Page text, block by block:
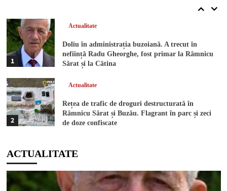
1
Actualitate
Doliu în administrația buzoiană. A trecut în
neființă Radu Gheorghe, fost primar la Râmnicu
Sărat și la Cătina
2
Actualitate
Rețea de trafic de droguri destructurată în
Râmnicu Sărat și Buzău. Flagrant în parc și zeci
de doze confiscate
3
autoutilitară a lovit două mașini, iar o șoferiță s-
a răsturnat pe câmp
ACTUALITATE